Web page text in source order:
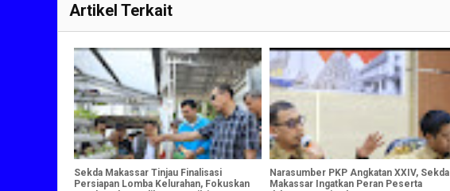
Artikel Terkait
Sekda Makassar Tinjau Finalisasi
Persiapan Lomba Kelurahan, Fokuskan
Narasumber PKP Angkatan XXIV, Sekda
Makassar Ingatkan Peran Peserta